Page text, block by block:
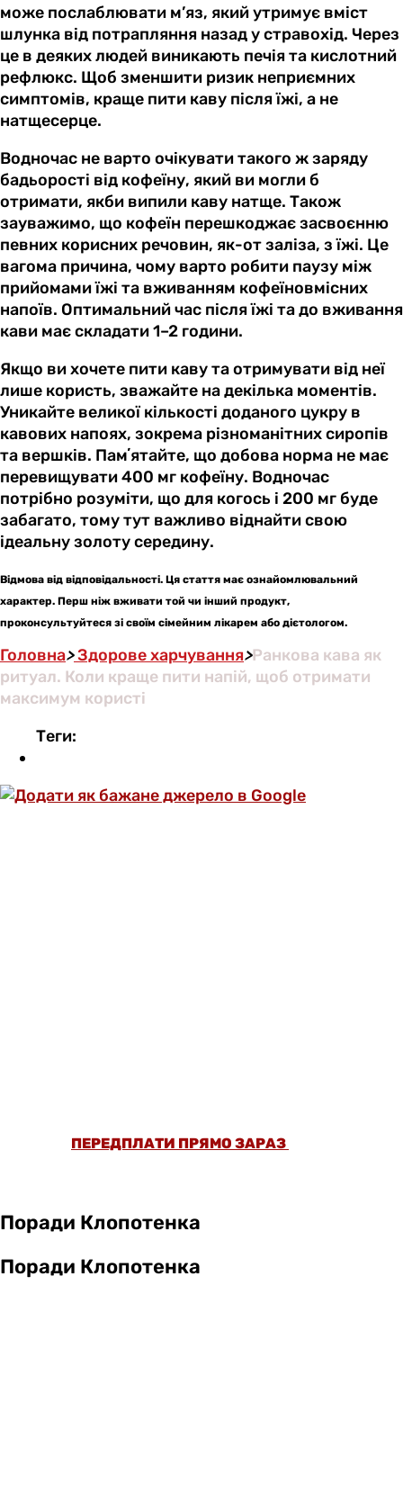
може послаблювати м’яз, який утримує вміст
шлунка від потрапляння назад у стравохід. Через
це в деяких людей виникають печія та кислотний
рефлюкс. Щоб зменшити ризик неприємних
симптомів, краще пити каву після їжі, а не
натщесерце.
Водночас не варто очікувати такого ж заряду
бадьорості від кофеїну, який ви могли б
отримати, якби випили каву натще. Також
зауважимо, що кофеїн перешкоджає засвоєнню
певних корисних речовин, як-от заліза, з їжі. Це
вагома причина, чому варто робити паузу між
прийомами їжі та вживанням кофеїновмісних
напоїв. Оптимальний час після їжі та до вживання
кави має складати 1–2 години.
Якщо ви хочете пити каву та отримувати від неї
лише користь, зважайте на декілька моментів.
Уникайте великої кількості доданого цукру в
кавових напоях, зокрема різноманітних сиропів
та вершків. Памʼятайте, що добова норма не має
перевищувати 400 мг кофеїну. Водночас
потрібно розуміти, що для когось і 200 мг буде
забагато, тому тут важливо віднайти свою
ідеальну золоту середину.
Відмова від відповідальності. Ця стаття має ознайомлювальний
характер. Перш ніж вживати той чи інший продукт,
проконсультуйтеся зі своїм сімейним лікарем або дієтологом.
Головна>Здорове харчування>Ранкова кава як
ритуал. Коли краще пити напій, щоб отримати
максимум користі
Теги:
ПЕРЕДПЛАТИ ПРЯМО ЗАРАЗ
Поради Клопотенка
Поради Клопотенка